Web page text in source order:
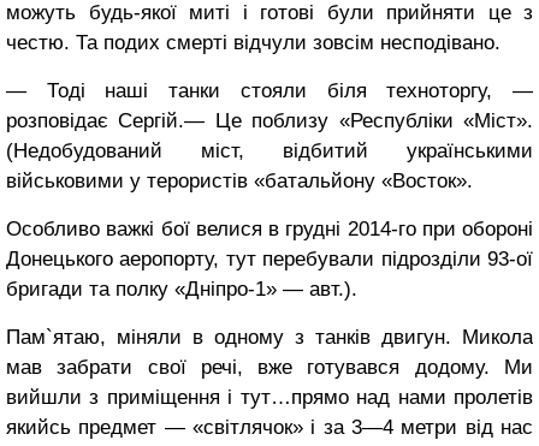
можуть будь-якої миті і готові були прийняти це з
честю. Та подих смерті відчули зовсім несподівано.
— Тоді наші танки стояли біля техноторгу, —
розповідає Сергій.— Це поблизу «Республіки «Міст».
(Недобудований міст, відбитий українськими
військовими у терористів «батальйону «Восток».
Особливо важкі бої велися в грудні 2014-го при обороні
Донецького аеропорту, тут перебували підрозділи 93-ої
бригади та полку «Дніпро-1» — авт.).
Пам`ятаю, міняли в одному з танків двигун. Микола
мав забрати свої речі, вже готувався додому. Ми
вийшли з приміщення і тут…прямо над нами пролетів
якийсь предмет — «світлячок» і за 3—4 метри від нас